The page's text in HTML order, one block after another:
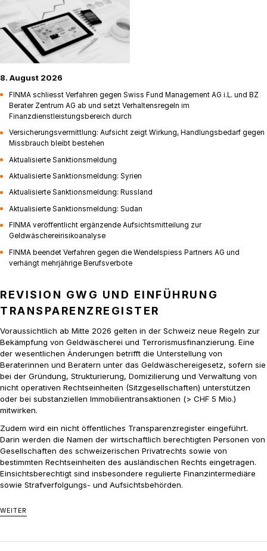
8. August 2026
FINMA schliesst Verfahren gegen Swiss Fund Management AG i.L. und BZ
Berater Zentrum AG ab und setzt Verhaltensregeln im
Finanzdienstleistungsbereich durch
Versicherungsvermittlung: Aufsicht zeigt Wirkung, Handlungsbedarf gegen
Missbrauch bleibt bestehen
Aktualisierte Sanktionsmeldung
Aktualisierte Sanktionsmeldung: Syrien
Aktualisierte Sanktionsmeldung: Russland
Aktualisierte Sanktionsmeldung: Sudan
FINMA veröffentlicht ergänzende Aufsichtsmitteilung zur
Geldwäschereirisikoanalyse
FINMA beendet Verfahren gegen die Wendelspiess Partners AG und
verhängt mehrjährige Berufsverbote
REVISION GWG UND EINFÜHRUNG
TRANSPARENZREGISTER
Voraussichtlich ab Mitte 2026 gelten in der Schweiz neue Regeln zur
Bekämpfung von Geldwäscherei und Terrorismusfinanzierung. Eine
der wesentlichen Änderungen betrifft die Unterstellung von
Beraterinnen und Beratern unter das Geldwäschereigesetz, sofern sie
bei der Gründung, Strukturierung, Domizilierung und Verwaltung von
nicht operativen Rechtseinheiten (Sitzgesellschaften) unterstützen
oder bei substanziellen Immobilientransaktionen (> CHF 5 Mio.)
mitwirken.
Zudem wird ein nicht öffentliches Transparenzregister eingeführt.
Darin werden die Namen der wirtschaftlich berechtigten Personen von
Gesellschaften des schweizerischen Privatrechts sowie von
bestimmten Rechtseinheiten des ausländischen Rechts eingetragen.
Einsichtsberechtigt sind insbesondere regulierte Finanzintermediäre
sowie Strafverfolgungs- und Aufsichtsbehörden.
WEITER